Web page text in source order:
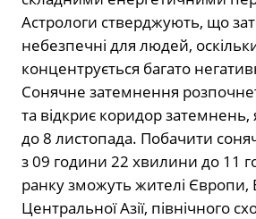
Астрологи стверджують, що
небезпечні для людей,
концентрується багато
Сонячне затемнення
та відкриє коридор
до 8 листопада. Побачити
з 09 години 22 хвилини до 11
ранку зможуть жителі Європи,
Центральної Азії, північного